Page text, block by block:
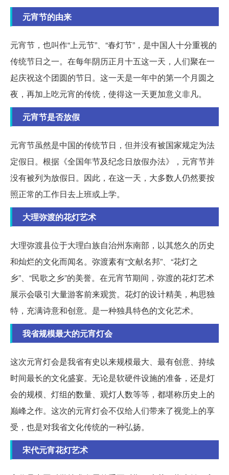
元宵节的由来
元宵节，也叫作“上元节”、“春灯节”，是中国人十分重视的
传统节日之一。在每年阴历正月十五这一天，人们聚在一
起庆祝这个团圆的节日。这一天是一年中的第一个月圆之
夜，再加上吃元宵的传统，使得这一天更加意义非凡。
元宵节是否放假
元宵节虽然是中国的传统节日，但并没有被国家规定为法
定假日。根据《全国年节及纪念日放假办法》，元宵节并
没有被列为放假日。因此，在这一天，大多数人仍然要按
照正常的工作日去上班或上学。
大理弥渡的花灯艺术
大理弥渡县位于大理白族自治州东南部，以其悠久的历史
和灿烂的文化而闻名。弥渡素有“文献名邦”、“花灯之
乡”、“民歌之乡”的美誉。在元宵节期间，弥渡的花灯艺术
展示会吸引大量游客前来观赏。花灯的设计精美，构思独
特，充满诗意和创意。是一种独具特色的文化艺术。
我省规模最大的元宵灯会
这次元宵灯会是我省有史以来规模最大、最有创意、持续
时间最长的文化盛宴。无论是软硬件设施的准备，还是灯
会的规模、灯组的数量、观灯人数等等，都堪称历史上的
巅峰之作。这次的元宵灯会不仅给人们带来了视觉上的享
受，也是对我省文化传统的一种弘扬。
宋代元宵花灯艺术